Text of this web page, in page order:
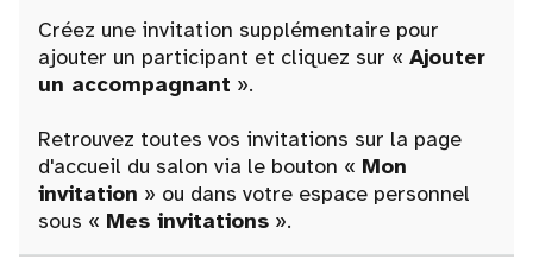
Créez une invitation supplémentaire pour
ajouter un participant et cliquez sur « Ajouter
un accompagnant ».
Retrouvez toutes vos invitations sur la page
d'accueil du salon via le bouton « Mon
invitation » ou dans votre espace personnel
sous « Mes invitations ».